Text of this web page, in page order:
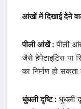
आंखों में दिखाई देने
पीली आंखें :पीली
जैसे हेपेटाइटिस या
का निर्माण हो सकता
धुंधली दृष्टि : धुंधली